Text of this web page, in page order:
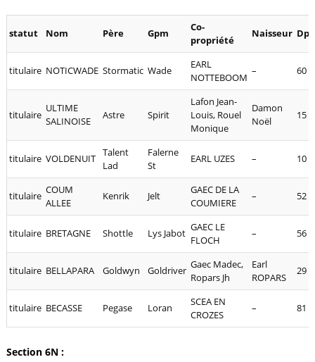
statut Nom Père Gpm
Co-
propriété
Naisseur Dp.
titulaire NOTICWADE Stormatic Wade
EARL
NOTTEBOOM
– 60
titulaire
ULTIME
SALINOISE
Astre Spirit
Lafon Jean-
Louis, Rouel
Monique
Damon
Noël
15
titulaire VOLDENUIT Talent
Lad
Falerne
St
EARL UZES – 10
titulaire COUM
ALLEE
Kenrik Jelt
GAEC DE LA
COUMIERE
– 52
titulaire BRETAGNE Shottle Lys Jabot GAEC LE
FLOCH
– 56
titulaire BELLAPARA Goldwyn Goldriver Gaec Madec,
Ropars Jh
Earl
ROPARS
29
titulaire BECASSE Pegase Loran
SCEA EN
CROZES
– 81
Section 6N :